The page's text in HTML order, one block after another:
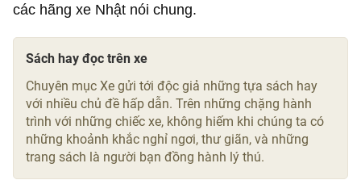
các hãng xe Nhật nói chung.
Sách hay đọc trên xe
Chuyên mục Xe gửi tới độc giả những tựa sách hay
với nhiều chủ đề hấp dẫn. Trên những chặng hành
trình với những chiếc xe, không hiếm khi chúng ta có
những khoảnh khắc nghỉ ngơi, thư giãn, và những
trang sách là người bạn đồng hành lý thú.